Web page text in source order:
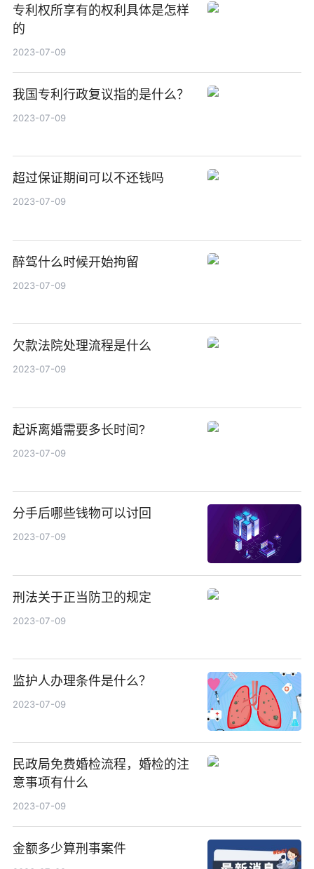
专利权所享有的权利具体是怎样
的
2023-07-09
我国专利行政复议指的是什么？
2023-07-09
超过保证期间可以不还钱吗
2023-07-09
醉驾什么时候开始拘留
2023-07-09
欠款法院处理流程是什么
2023-07-09
起诉离婚需要多长时间?
2023-07-09
分手后哪些钱物可以讨回
2023-07-09
刑法关于正当防卫的规定
2023-07-09
监护人办理条件是什么？
2023-07-09
民政局免费婚检流程，婚检的注
意事项有什么
2023-07-09
金额多少算刑事案件